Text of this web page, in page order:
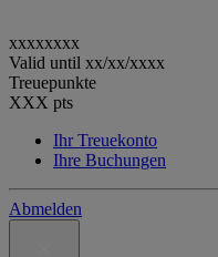
xxxxxxxx
Valid until xx/xx/xxxx
Treuepunkte
XXX pts
Ihr Treuekonto
Ihre Buchungen
Abmelden